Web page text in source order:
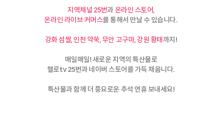
지역채널 25번과온라인 스토어,
온라인 라이브 커머스를 통해서 만날 수 있습니다.
강화 섬쌀, 인천 약쑥, 무안 고구마, 강원 황태까지!
매일매일! 새로운 지역의 특산물로
헬로tv 25번과 네이버 스토어를 가득 채웁니다.
특산물과 함께 더 풍요로운 추석 연휴 보내세요!